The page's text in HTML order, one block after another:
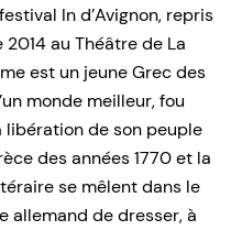
In d’Avignon, repris
au Théâtre de La
est un jeune Grec des
monde meilleur, fou
libération de son peuple
des années 1770 et la
se mêlent dans le
allemand de dresser, à